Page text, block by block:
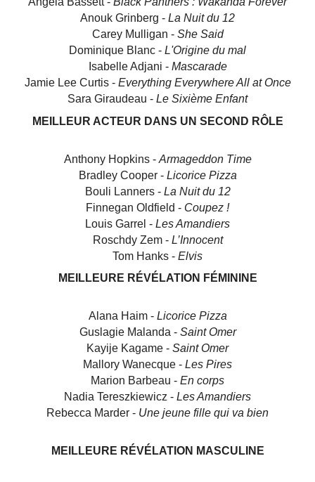
Anouk Grinberg - La Nuit du 12
Carey Mulligan - She Said
Dominique Blanc - L'Origine du mal
Isabelle Adjani - Mascarade
Jamie Lee Curtis - Everything Everywhere All at Once
Sara Giraudeau - Le Sixième Enfant
MEILLEUR ACTEUR DANS UN SECOND RÔLE
Anthony Hopkins - Armageddon Time
Bradley Cooper -Licorice Pizza
Bouli Lanners - La Nuit du 12
Finnegan Oldfield - Coupez !
Louis Garrel - Les Amandiers
Roschdy Zem - L’Innocent
Tom Hanks - Elvis
MEILLEURE RÉVÉLATION FÉMININE
Alana Haim -Licorice Pizza
Guslagie Malanda - Saint Omer
Kayije Kagame - Saint Omer
Mallory Wanecque - Les Pires
Marion Barbeau - En corps
Nadia Tereszkiewicz - Les Amandiers
Rebecca Marder - Une jeune fille qui va bien
MEILLEURE RÉVÉLATION MASCULINE